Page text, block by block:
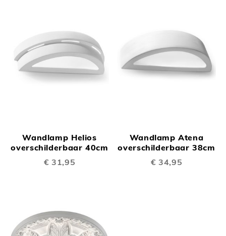
Wandlamp Helios
overschilderbaar 40cm
€ 31,95
Wandlamp Atena
overschilderbaar 38cm
€ 34,95